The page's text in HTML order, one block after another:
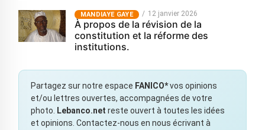
MANDIAYE GAYE 12 janvier 2026
À propos de la révision de la
constitution et la réforme des
institutions.
Partagez sur notre espace FANICO*vos opinions
et/ou lettres ouvertes, accompagnées de votre
photo.
Lebanco.net reste ouvert à toutes les idées
et opinions. Contactez-nous en nous écrivant à